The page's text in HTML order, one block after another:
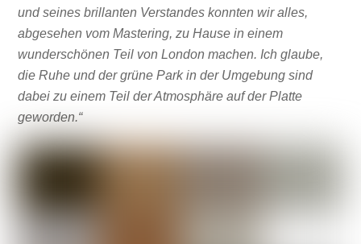
und seines brillanten Verstandes konnten wir alles,
abgesehen vom Mastering, zu Hause in einem
wunderschönen Teil von London machen. Ich glaube,
die Ruhe und der grüne Park in der Umgebung sind
dabei zu einem Teil der Atmosphäre auf der Platte
geworden.“